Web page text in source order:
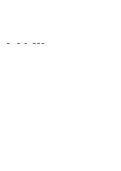
- - - ---